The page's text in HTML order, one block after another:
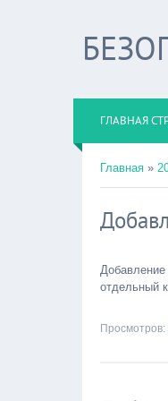
ГЛАВНАЯ
Главная »
отдельный